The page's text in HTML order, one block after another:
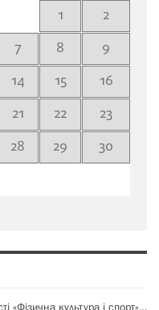
1
2
7 8
9
14 15
16
21 22
23
28 29
30
«Фізична культура і спорт»…